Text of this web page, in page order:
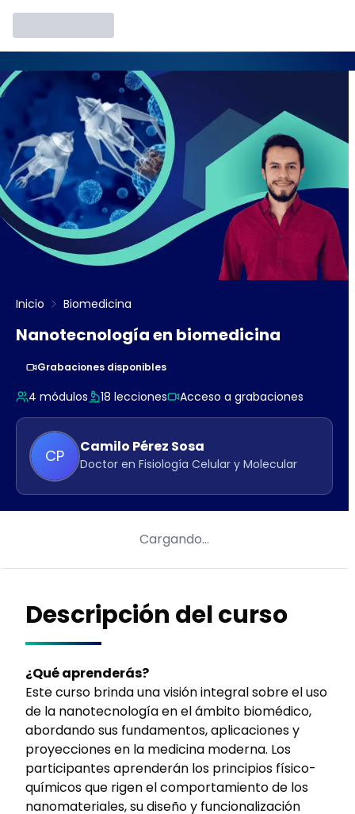
Descripción del curso
¿Qué aprenderás?
Este curso brinda una visión integral sobre el uso
de la nanotecnología en el ámbito biomédico,
abordando sus fundamentos, aplicaciones y
proyecciones en la medicina moderna. Los
participantes aprenderán los principios físico-
químicos que rigen el comportamiento de los
nanomateriales, su diseño y funcionalización
Inicio Biomedicina
Nanotecnología en biomedicina
Grabaciones disponibles
4 módulos 18 lecciones Acceso a grabaciones
CP Camilo Pérez Sosa
Doctor en Fisiología Celular y Molecular
Cargando…